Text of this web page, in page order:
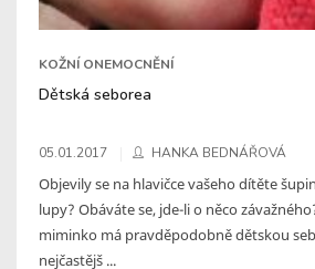
KOŽNÍ ONEMOCNĚNÍ
Dětská seborea
05.01.2017 HANKA BEDNÁŘOVÁ
Objevily se na hlavičce vašeho dítěte
lupy? Obáváte se, jde-li o něco
miminko má pravděpodobně dětskou
nejčastějš ...